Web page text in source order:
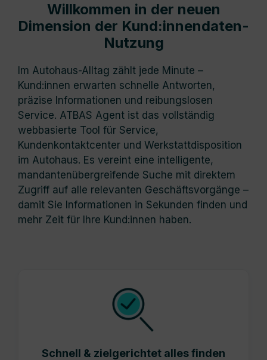
Willkommen in der neuen
Dimension der Kund:innendaten-
Nutzung
Im Autohaus-Alltag zählt jede Minute –
Kund:innen erwarten schnelle Antworten,
präzise Informationen und reibungslosen
Service. ATBAS Agent ist das vollständig
webbasierte Tool für Service,
Kundenkontaktcenter und Werkstattdisposition
im Autohaus. Es vereint eine intelligente,
mandantenübergreifende Suche mit direktem
Zugriff auf alle relevanten Geschäftsvorgänge –
damit Sie Informationen in Sekunden finden und
mehr Zeit für Ihre Kund:innen haben.
Schnell & zielgerichtet alles finden